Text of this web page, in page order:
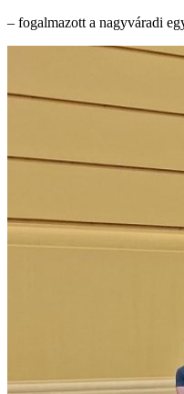
– fogalmazott a nagyváradi